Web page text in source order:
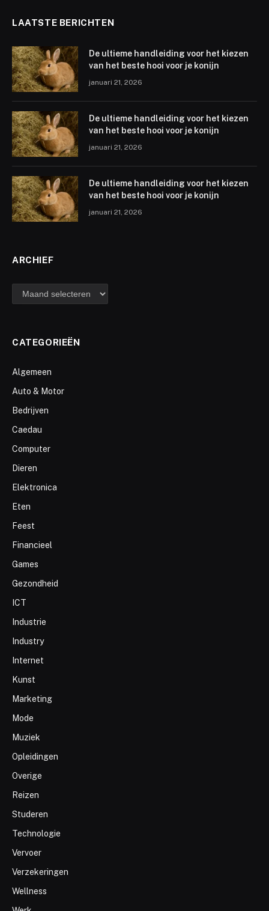
LAATSTE BERICHTEN
De ultieme handleiding voor het kiezen
van het beste hooi voor je konijn
januari 21, 2026
De ultieme handleiding voor het kiezen
van het beste hooi voor je konijn
januari 21, 2026
De ultieme handleiding voor het kiezen
van het beste hooi voor je konijn
januari 21, 2026
ARCHIEF
archief
CATEGORIEËN
Algemeen
Auto & Motor
Bedrijven
Caedau
Computer
Dieren
Elektronica
Eten
Feest
Financieel
Games
Gezondheid
ICT
Industrie
Industry
Internet
Kunst
Marketing
Mode
Muziek
Opleidingen
Overige
Reizen
Studeren
Technologie
Vervoer
Verzekeringen
Wellness